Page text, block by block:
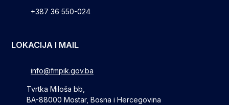
+387 36 550-024
LOKACIJA I MAIL
info@fmpik.gov.ba
Tvrtka Miloša bb,
BA-88000 Mostar, Bosna i Hercegovina